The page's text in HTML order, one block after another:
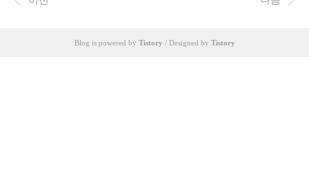
외한다.하나의 원소만 남을 때까지 위의 루프를 반복한다.pseudocod
Blog is powered by Tistory / Designed by Tistory